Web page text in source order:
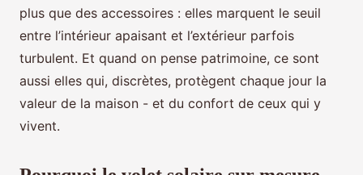
plus que des accessoires : elles marquent le seuil
entre l’intérieur apaisant et l’extérieur parfois
turbulent. Et quand on pense patrimoine, ce sont
aussi elles qui, discrètes, protègent chaque jour la
valeur de la maison - et du confort de ceux qui y
vivent.